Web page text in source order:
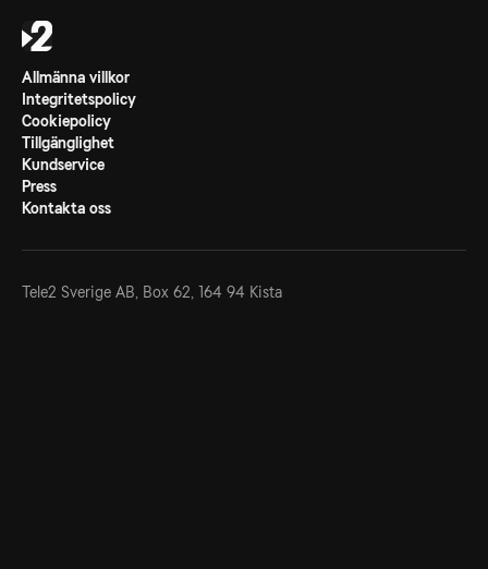
Allmänna villkor
Integritetspolicy
Cookiepolicy
Tillgänglighet
Kundservice
Press
Kontakta oss
Tele2 Sverige AB, Box 62, 164 94 Kista